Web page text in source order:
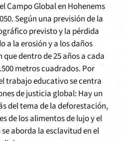
Campo Global en Hohenems
Según una previsión de la
previsto y la pérdida
a la erosión y a los daños
dentro de 25 años a cada
metros cuadrados. Por
trabajo educativo se centra
de justicia global: Hay un
del tema de la deforestación,
de los alimentos de lujo y el
aborda la esclavitud en el